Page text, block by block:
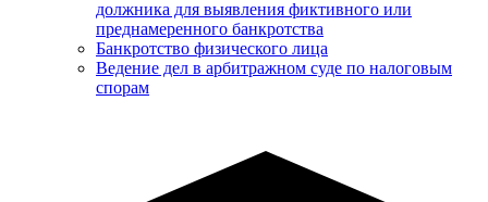
должника для выявления фиктивного или
преднамеренного банкротства
Банкротство физического лица
Ведение дел в арбитражном суде по налоговым
спорам